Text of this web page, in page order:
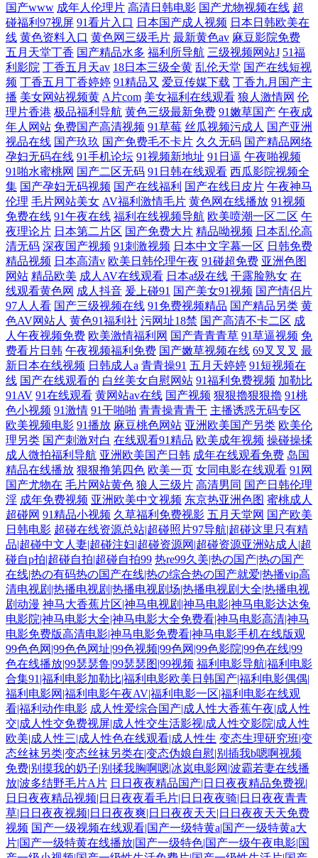
国产www 成年人伦理片 高清日韩电影 国产尤物视频在线 超
碰福利97视屏 91看片入口 日本国产成人视频 日本日韩欧美在
线 黄色资料入口 黄色网三级毛片 最新黄色av 麻豆影院免费
五月天堂丁香 国产精品水多 福利所导航 三级视频网站J 51福
利影院 丁香五月天av 18日本三级全黄 乱伦天堂 国产在线短视
频 丁香五月丁香婷婷 91精品又 爱豆传媒下载 丁香九月国产主
播 美女网站视频黄 A片com 美女福利在线观看 狼人激情网 伦
理片香港 极品福利导航 黄色三级最新免费 91嫩草国产 午夜成
年人网站 免费国产高清视频 91草莓 丝瓜视频污成人 国产亚洲
视品在线 国产玖玖 国产免费毛不卡片 久久无码 国产精品网络
孕妇无码在线 91手机论坛 91视频新地址 91日逼 午夜啪视频
91啪水蜜桃网 国产二区无码 91日韩在线观看 西瓜影院视频全
集 国产孕妇无码视频 国产在线福利 国产在线日皮片 午夜神马
伦理 毛片网站美女 AV福利激情毛片 黄色网在线播放 91视频
免费在线 91午夜在线 福利在线视频导航 欧美喷潮一区二区 午
夜理论片 日本第二片区 国产免费大片 精品呦视频 日本乱伦高
清无码 深夜国产视频 91刺激视频 日本中文字幕一区 日韩免费
精品视频 日本高清v 欧美日韩伦理午夜 91碰超免费 亚洲色图
网站 精品欧美 成人AV在线观看 日本a级在线 干露脸熟女 在
线观看黄色网 成人抖音 爰上碰91 国产美女91视频 国产情侣片
97人人看 国产三级视频在线 91免费视频精品 国产精品另类 黄
色AV网站人 黄色91福利社 污网址18禁 国产高清不卡二区 成
人午夜视频免费 欧美激情福利网 国产青青青草 91草逼视频 免
费看片日韩 午夜视频福利免费 国产嫩草视频在线 69叉叉叉 最
新日本在线视频 日韩成人a 青青操91 五月天婷婷 91短视频在
线 国产在线观看的 白丝美女自慰网站 91福利免费视频 加勒比
91AV 91在线观看 黄网站av在线 国产视频 狠狠擼狠狠擼 91桃
色小视频 91激情 91干啪啪 青青操青青干 主播诱惑无码专区
欧美视频电影 91播放 麻豆桃色网站 亚洲欧美国产另类 欧美伦
理另类 国产刺激对白 在线观看91精品 欧美成年视频 操碰操揉
成人微拍福利导航 亚洲欧美国产日韩 成年在线观看免费 岛国
精品在线播放 狠狠撸第四色 欧美一页 女同电影在线观看 91网
国产尤物在 毛片网站黄色 狼人三级片 高清男同 国产日韩伦理
淫 成年免费视频 亚洲欧美中文视频 东京热亚洲色图 蜜桃成人
超碰网 91精品小视频 久草福利免费视影 五月天堂网 国产欧美
日韩电影 超碰在线资源总站|超碰照片97导航|超碰这里只有精
品|超碰中文人妻|超碰注妇|超碰资源网|超碰资源亚洲站成人|超
碰自p拍|超碰自拍|超碰自拍99 热re99久美|热の国产|热の国产
在线|热の有码热の国产在线|热の综合热の国产就爱|热播vip高
清电视剧|热播电视剧|热播电视剧场|热播电视剧大全|热播电视
剧动漫 神马大香蕉片区|神马电视剧|神马电影|神马电影达达兔
电影院|神马电影大全|神马电影大全免费看|神马电影高清|神马
电影免费版高清电影|神马电影免费看|神马电影手机在线版观
99色色网|99色色网址|99色视频|99色网|99色影院|99色在线|99
色在线播放|99瑟瑟鲁|99瑟瑟图|99视频 福利电影导航|福利电影
合集91|福利电影加勒比|福利电影欧美日韩国产|福利电影偶偶|
福利电影网|福利电影午夜AV|福利电影一区|福利电影在线观
看|福利动作电影 成人性爱综合国产|成人性大香蕉午夜|成人性
交|成人性交免费视屏|成人性交生活影视|成人性交影院|成人性
欧美|成人性三|成人性色在线观看|成人性生 变态生理研究班|变
态丝袜另类|变态丝袜另类在|变态伪娘自慰|别插我b嗯啊视频
免费|别摸我的奶子|别揉我胸啊嗯|冰岚电影网|波霸若妻在线播
放|波多结野毛片A片 日日夜夜精品国产|日日夜夜精品免费视|
日日夜夜精品视频|日日夜夜看毛片|日日夜夜骑|日日夜夜青青
草|日日夜夜视频|日日夜夜爽|日日夜夜天天|日日夜夜天天免费
视频 国产一级视频在线观看|国产一级特黄a|国产一级特黄a大
片|国产一级特黄在线播放|国产一级特色|国产一级午夜电影|国